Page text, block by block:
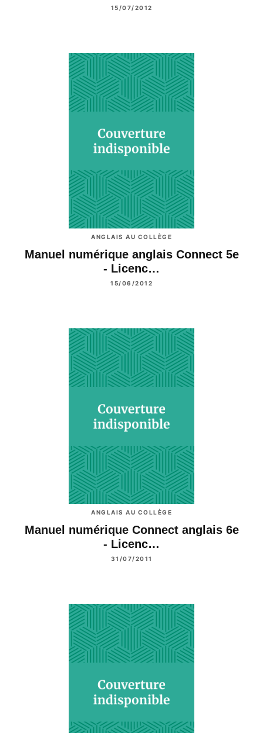
15/07/2012
ANGLAIS AU COLLÈGE
Manuel numérique anglais Connect 5e
- Licenc…
15/06/2012
ANGLAIS AU COLLÈGE
Manuel numérique Connect anglais 6e
- Licenc…
31/07/2011